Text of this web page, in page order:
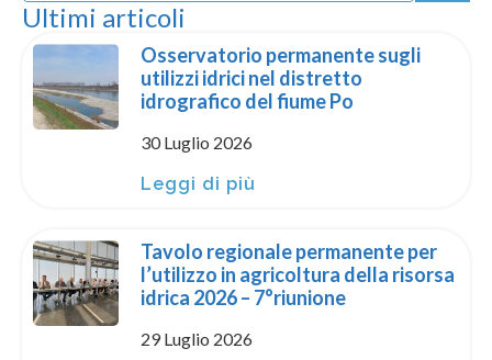
Ultimi articoli
Osservatorio permanente sugli
utilizzi idrici nel distretto
idrografico del fiume Po
30 Luglio 2026
Leggi di più
Tavolo regionale permanente per
l’utilizzo in agricoltura della risorsa
idrica 2026 – 7°riunione
29 Luglio 2026